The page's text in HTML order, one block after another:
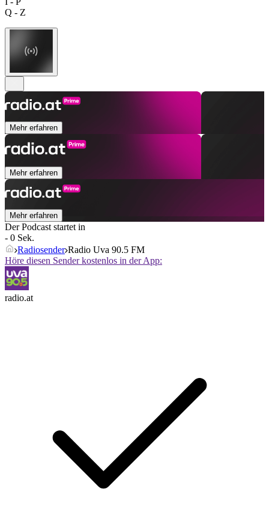
Q - Z
Mehr erfahren
Mehr erfahren
Mehr erfahren
Der Podcast startet in
- 0 Sek.
Radiosender Radio Uva 90.5 FM
Höre diesen Sender kostenlos in der App:
radio.at